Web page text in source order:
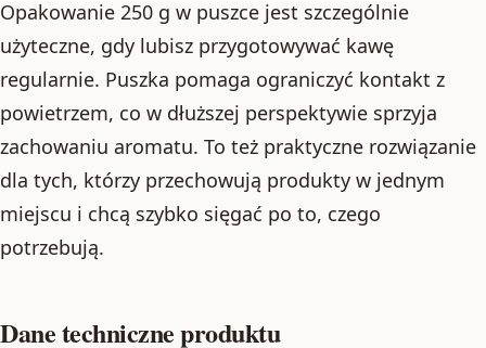
Opakowanie 250 g w puszce jest szczególnie
użyteczne, gdy lubisz przygotowywać kawę
regularnie. Puszka pomaga ograniczyć kontakt z
powietrzem, co w dłuższej perspektywie sprzyja
zachowaniu aromatu. To też praktyczne rozwiązanie
dla tych, którzy przechowują produkty w jednym
miejscu i chcą szybko sięgać po to, czego
potrzebują.
Dane techniczne produktu